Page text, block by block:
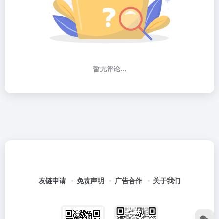
暂无评论...
友链申请 免责声明 广告合作 关于我们